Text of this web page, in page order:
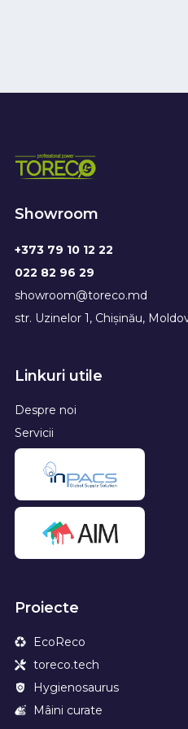
Showroom
+373 79 10 12 22
022 82 96 29
showroom@toreco.md
str. Uzinelor 1, Chișinău,
Linkuri utile
Despre noi
Servicii
Proiecte
EcoReco
toreco.tech
Hygienosaurus
Mâini curate